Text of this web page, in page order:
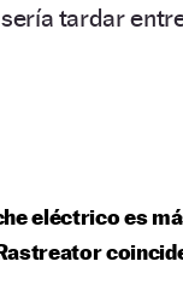
tardar
eléctrico es